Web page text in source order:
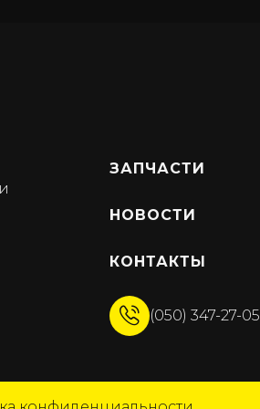
ЗАПЧАСТИ
НОВОСТИ
КОНТАКТЫ
(050) 347-27-05